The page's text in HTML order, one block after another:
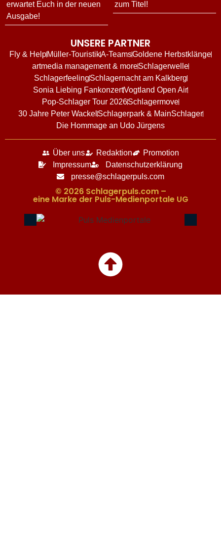
erwartet Euch in der neuen
Ausgabe!
zum Titel!
UNSERE PARTNER
Fly & HelpMüller-TouristikA-TeamsGoldene Herbstklänge
artmedia management & moreSchlagerwelle
SchlagerfeelingSchlagernacht am Kalkberg
Sonia Liebing FankonzertVogtland Open Air
Pop-Schlager Tour 2026Schlagermove
30 Jahre Peter Wackel Schlagerpark & MainSchlager
Die Hommage an Udo Jürgens
Über uns Redaktion
Promotion
Impressum
Datenschutzerklärung
presse@schlagerpuls.com
© 2026 Schlagerpuls.com –
eine Marke der Puls-Medienportale UG​